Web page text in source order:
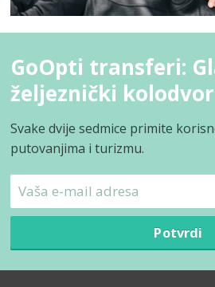
GoOpti transferi:
željeznički
Svake dvije sedmice primite
putovanjima i turizmu.
Potvrdi